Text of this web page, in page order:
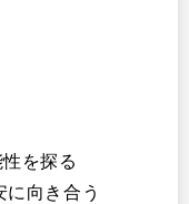
を探る
向き合う